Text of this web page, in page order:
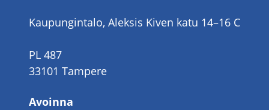
Kaupungintalo, Aleksis Kiven katu 14–16 C
PL 487
33101 Tampere
Avoinna